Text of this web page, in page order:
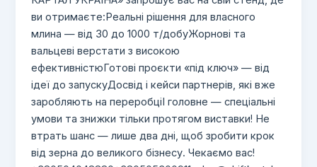
ви отримаєте:Реальні рішення для власного
млина — від 30 до 1000 т/добуЖорнові та
вальцеві верстати з високою
ефективністюГотові проєкти «під ключ» — від
ідеї до запускуДосвід і кейси партнерів, які вже
заробляють на переробціІ головне — спеціальні
умови та знижки тільки протягом виставки! Не
втрать шанс — лише два дні, щоб зробити крок
від зерна до великого бізнесу. Чекаємо вас!‪